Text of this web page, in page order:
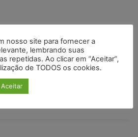
COMPARTILHE
nosso site para fornecer a
lembrando suas
repetidas. Ao clicar em “Aceitar”,
de TODOS os cookies.
Aceitar